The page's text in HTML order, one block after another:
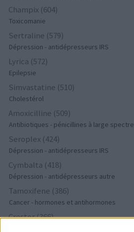
Champix (604)
Toxicomanie
Sertraline (579)
Dépression - antidépresseurs IRS
Lyrica (572)
Epilepsie
Simvastatine (510)
Cholestérol
Amoxicilline (509)
Antibiotiques - pénicillines à large spectre
Seroplex (424)
Dépression - antidépresseurs IRS
Cymbalta (418)
Dépression - antidépresseurs autre
Tamoxifene (386)
Cancer - hormones et antihormones
Crestor (366)